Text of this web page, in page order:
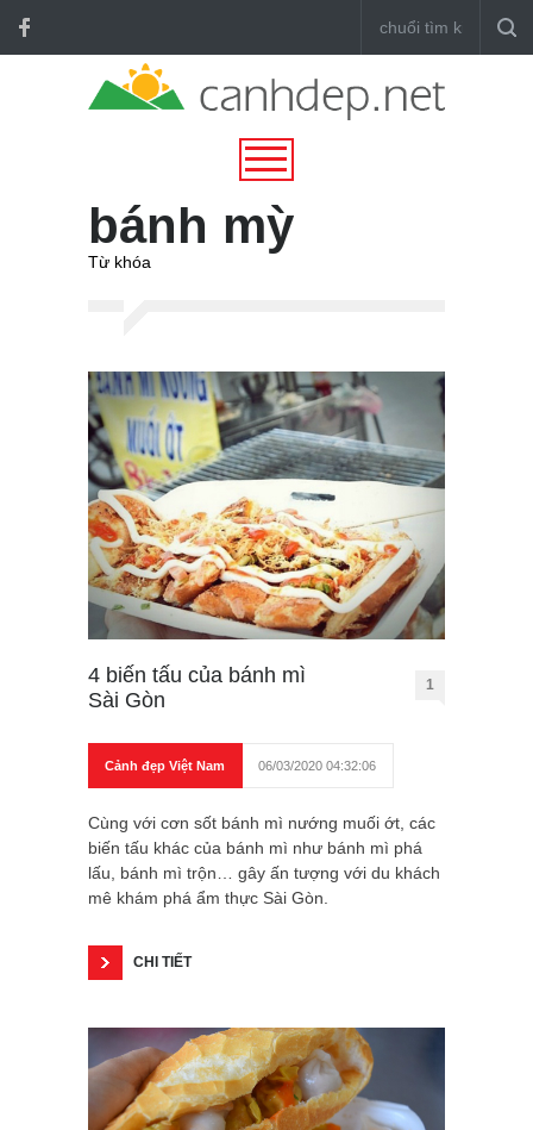
bánh mỳ
Từ khóa
4 biến tấu của bánh mì
Sài Gòn
1
Cảnh đẹp Việt Nam 06/03/2020 04:32:06
Cùng với cơn sốt bánh mì nướng muối ớt, các
biến tấu khác của bánh mì như bánh mì phá
lấu, bánh mì trộn… gây ấn tượng với du khách
mê khám phá ẩm thực Sài Gòn.
CHI TIẾT